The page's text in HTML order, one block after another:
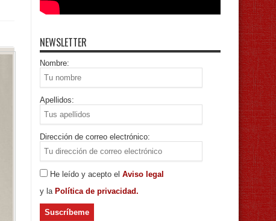
NEWSLETTER
Nombre:
Apellidos:
Dirección de correo electrónico:
He leído y acepto el Aviso legal
y la Política de privacidad.